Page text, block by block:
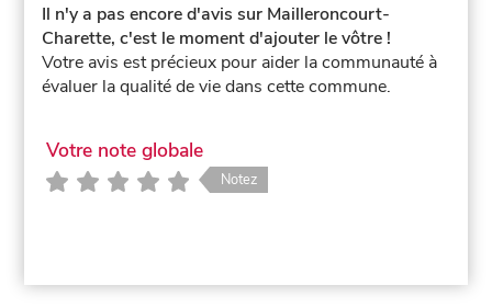
Il n'y a pas encore d'avis sur Mailleroncourt-
Charette, c'est le moment d'ajouter le vôtre !
Votre avis est précieux pour aider la communauté à
évaluer la qualité de vie dans cette commune.
Votre note globale
Notez